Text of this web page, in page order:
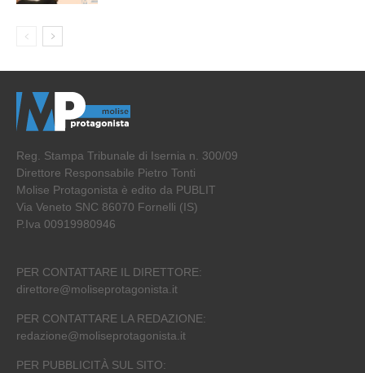
Reg. Stampa Tribunale di Isernia n. 300/09
Direttore Responsabile Pietro Tonti
Molise Protagonista è edito da PUBLIT
Via Veneto SNC 86070 Fornelli (IS)
P.Iva 00919980946
PER CONTATTARE IL DIRETTORE:
direttore@moliseprotagonista.it
PER CONTATTARE LA REDAZIONE:
redazione@moliseprotagonista.it
PER PUBBLICITÀ SUL SITO: